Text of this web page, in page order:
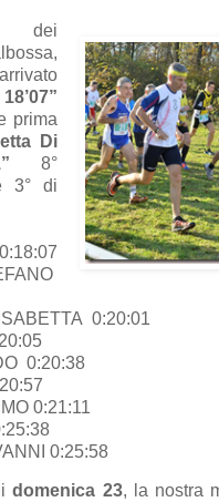
dei
prima
Di
8°
3° di
0:20:01
0:20:38
0:21:11
0:25:58
domenica 23, la nostra